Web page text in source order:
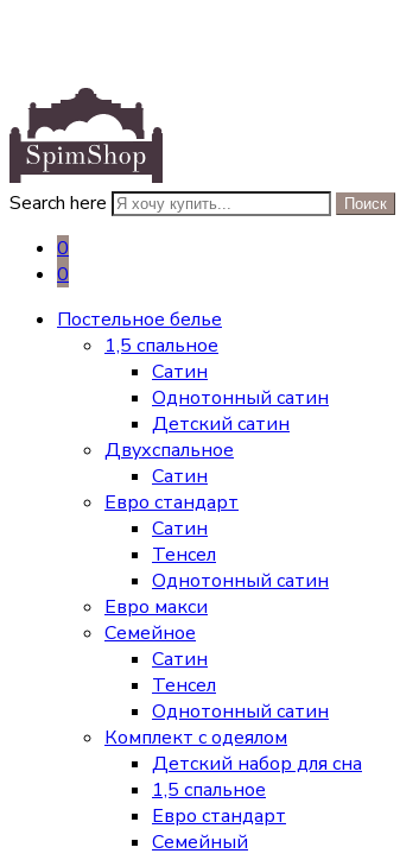
Search here Поиск
0
0
Постельное белье
1,5 спальное
Сатин
Однотонный сатин
Детский сатин
Двухспальное
Сатин
Евро стандарт
Сатин
Тенсел
Однотонный сатин
Евро макси
Семейное
Сатин
Тенсел
Однотонный сатин
Комплект с одеялом
Детский набор для сна
1,5 спальное
Евро стандарт
Семейный